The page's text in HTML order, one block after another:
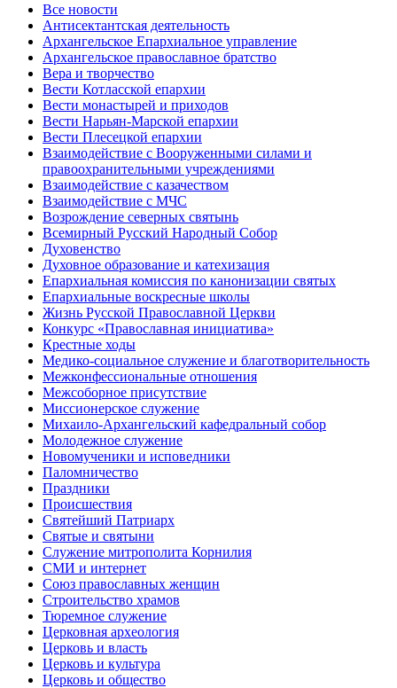
Все новости
Антисектантская деятельность
Архангельское Епархиальное управление
Архангельское православное братство
Вера и творчество
Вести Котласской епархии
Вести монастырей и приходов
Вести Нарьян-Марской епархии
Вести Плесецкой епархии
Взаимодействие с Вооруженными силами и
правоохранительными учреждениями
Взаимодействие с казачеством
Взаимодействие с МЧС
Возрождение северных святынь
Всемирный Русский Народный Собор
Духовенство
Духовное образование и катехизация
Епархиальная комиссия по канонизации святых
Епархиальные воскресные школы
Жизнь Русской Православной Церкви
Конкурс «Православная инициатива»
Крестные ходы
Медико-социальное служение и благотворительность
Межконфессиональные отношения
Межсоборное присутствие
Миссионерское служение
Михаило-Архангельский кафедральный собор
Молодежное служение
Новомученики и исповедники
Паломничество
Праздники
Происшествия
Святейший Патриарх
Святые и святыни
Служение митрополита Корнилия
СМИ и интернет
Союз православных женщин
Строительство храмов
Тюремное служение
Церковная археология
Церковь и власть
Церковь и культура
Церковь и общество